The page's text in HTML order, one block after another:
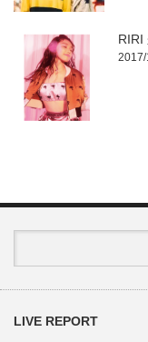
RIRI
2017/
LIVE REPORT